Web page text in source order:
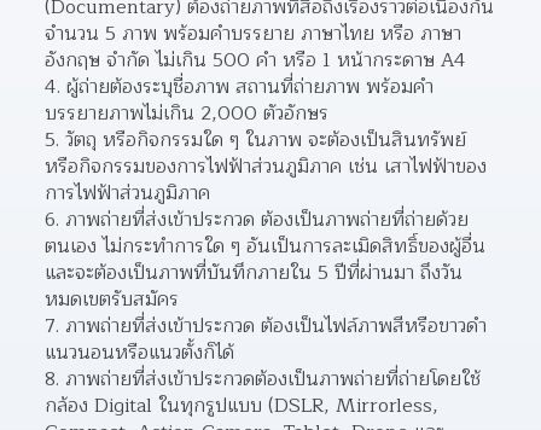
(Documentary) ต้องถ่ายภาพที่สื่อถึงเรื่องราวต่อเนื่องกัน
จำนวน 5 ภาพ พร้อมคำบรรยาย ภาษาไทย หรือ ภาษา
อังกฤษ จำกัด ไม่เกิน 500 คำ หรือ 1 หน้ากระดาษ A4
ผู้ถ่ายต้องระบุชื่อภาพ สถานที่ถ่ายภาพ พร้อมคำ
บรรยายภาพไม่เกิน 2,000 ตัวอักษร
วัตถุ หรือกิจกรรมใด ๆ ในภาพ จะต้องเป็นสินทรัพย์
หรือกิจกรรมของการไฟฟ้าส่วนภูมิภาค เช่น เสาไฟฟ้าของ
การไฟฟ้าส่วนภูมิภาค
ภาพถ่ายที่ส่งเข้าประกวด ต้องเป็นภาพถ่ายที่ถ่ายด้วย
ตนเอง ไม่กระทำการใด ๆ อันเป็นการละเมิดสิทธิ์ของผู้อื่น
และจะต้องเป็นภาพที่บันทึกภายใน 5 ปีที่ผ่านมา ถึงวัน
หมดเขตรับสมัคร
ภาพถ่ายที่ส่งเข้าประกวด ต้องเป็นไฟล์ภาพสีหรือขาวดำ
แนวนอนหรือแนวตั้งก็ได้
ภาพถ่ายที่ส่งเข้าประกวดต้องเป็นภาพถ่ายที่ถ่ายโดยใช้
กล้อง Digital ในทุกรูปแบบ (DSLR, Mirrorless,